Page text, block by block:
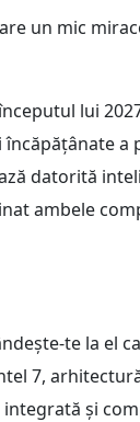
un mic
lui
a
datorită
ambele
te la el
7,
și